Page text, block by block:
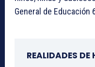
General de Educación
REALIDADES DE